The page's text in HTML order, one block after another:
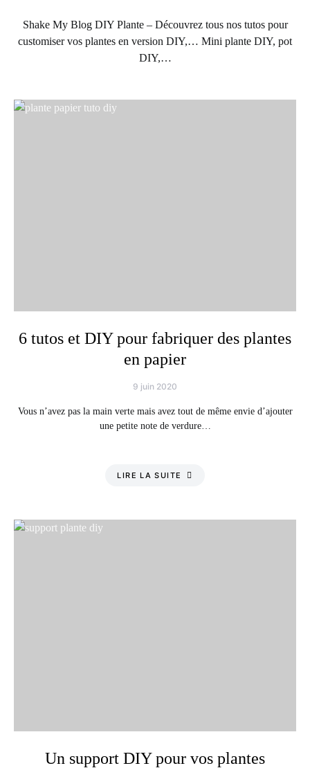
Shake My Blog DIY Plante – Découvrez tous nos tutos pour
customiser vos plantes en version DIY,… Mini plante DIY, pot
DIY,…
6 tutos et DIY pour fabriquer des plantes
en papier
9 juin 2020
Vous n’avez pas la main verte mais avez tout de même envie d’ajouter
une petite note de verdure…
LIRE LA SUITE
Un support DIY pour vos plantes